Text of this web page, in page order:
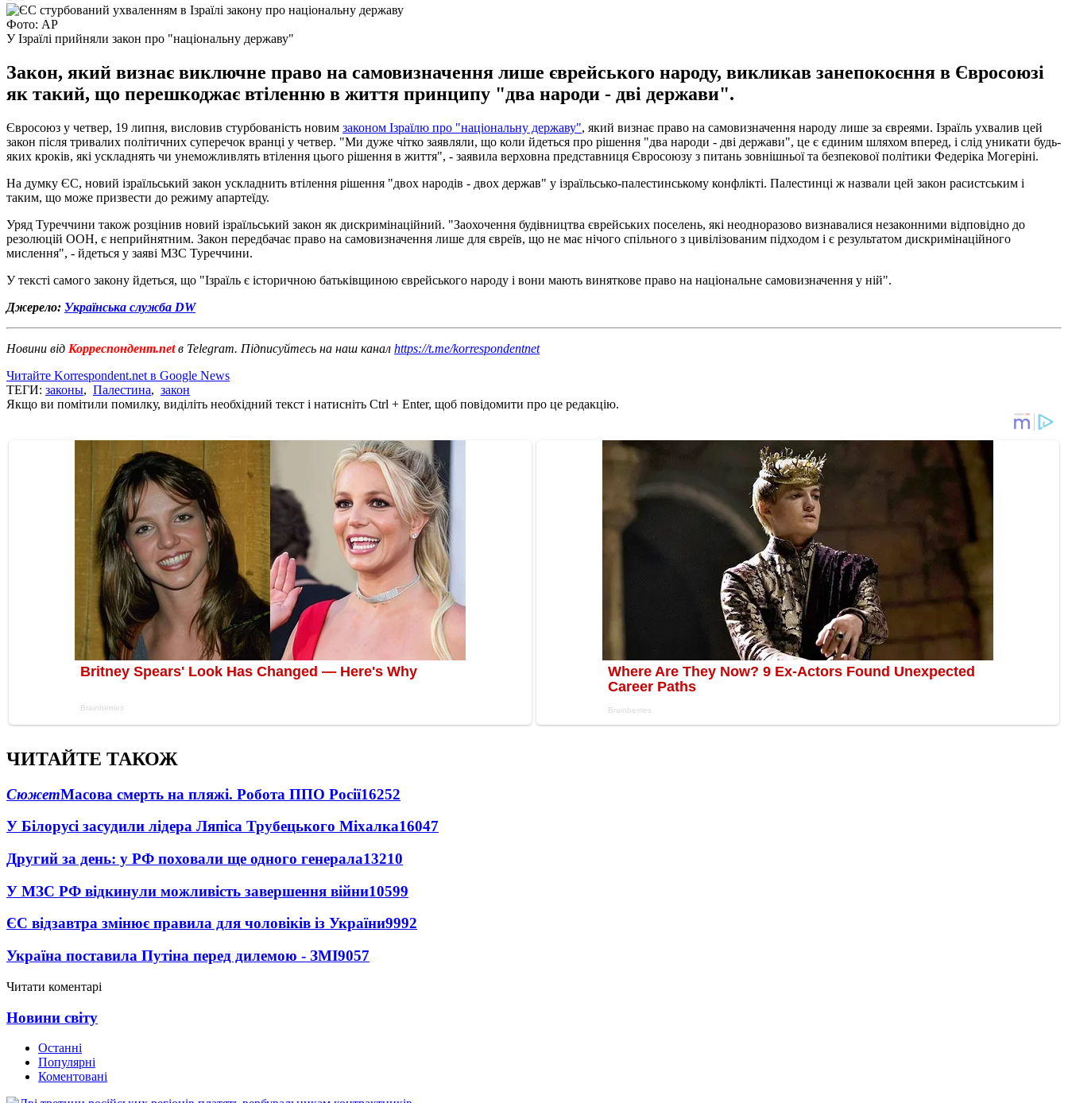
Фото: АР
У Ізраїлі прийняли закон про "національну державу"
Закон, який визнає виключне право на самовизначення лише єврейського народу, викликав занепокоєння в Євросоюзі
як такий, що перешкоджає втіленню в життя принципу "два народи - дві держави".
Євросоюз у четвер, 19 липня, висловив стурбованість новим законом Ізраїлю про "національну державу", який визнає право на самовизначення народу лише за євреями. Ізраїль ухвалив цей
закон після тривалих політичних суперечок вранці у четвер. "Ми дуже чітко заявляли, що коли йдеться про рішення "два народи - дві держави", це є єдиним шляхом вперед, і слід уникати будь-
яких кроків, які ускладнять чи унеможливлять втілення цього рішення в життя", - заявила верховна представниця Євросоюзу з питань зовнішньої та безпекової політики Федеріка Могеріні.
На думку ЄС, новий ізраїльський закон ускладнить втілення рішення "двох народів - двох держав" у ізраїльсько-палестинському конфлікті. Палестинці ж назвали цей закон расистським і
таким, що може призвести до режиму апартеїду.
Уряд Туреччини також розцінив новий ізраїльський закон як дискримінаційний. "Заохочення будівництва єврейських поселень, які неодноразово визнавалися незаконними відповідно до
резолюцій ООН, є неприйнятним. Закон передбачає право на самовизначення лише для євреїв, що не має нічого спільного з цивілізованим підходом і є результатом дискримінаційного
мислення", - йдеться у заяві МЗС Туреччини.
У тексті самого закону йдеться, що "Ізраїль є історичною батьківщиною єврейського народу і вони мають виняткове право на національне самовизначення у ній".
Джерело: Українська служба DW
Новини від Корреспондент.netв Telegram. Підписуйтесь на наш канал https://t.me/korrespondentnet
Читайте Korrespondent.net в Google News
ТЕГИ: законы, Палестина, закон
Якщо ви помітили помилку, виділіть необхідний текст і натисніть Ctrl + Enter, щоб повідомити про це редакцію.
ЧИТАЙТЕ ТАКОЖ
СюжетМасова смерть на пляжі. Робота ППО Росії16252
У Білорусі засудили лідера Ляпіса Трубецького Міхалка16047
Другий за день: у РФ поховали ще одного генерала13210
У МЗС РФ відкинули можливість завершення війни10599
ЄС відзавтра змінює правила для чоловіків із України9992
Україна поставила Путіна перед дилемою - ЗМІ9057
Читати коментарі
Новини світу
Останні
Популярні
Коментовані